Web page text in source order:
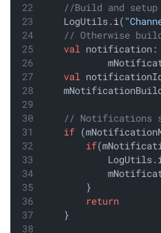
//Build and
    LogUtils.
i(
// Otherwise
val notification:
val
// Notifications
if
if
            LogUtils.
        }
return
    }